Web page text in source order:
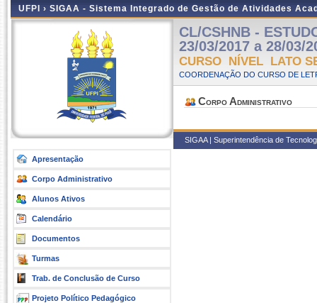
UFPI › SIGAA - Sistema Integrado de Gestão de Atividades
Apresentação
Corpo Administrativo
Alunos Ativos
Calendário
Documentos
Turmas
Trab. de Conclusão de Curso
Projeto Político Pedagógico
CL/CSHNB -
23/03/2017 a 28/03/
CURSO NÍVEL LATO
COORDENAÇÃO DO CURSO DE
Corpo Administrativo
SIGAA | Superintendência de